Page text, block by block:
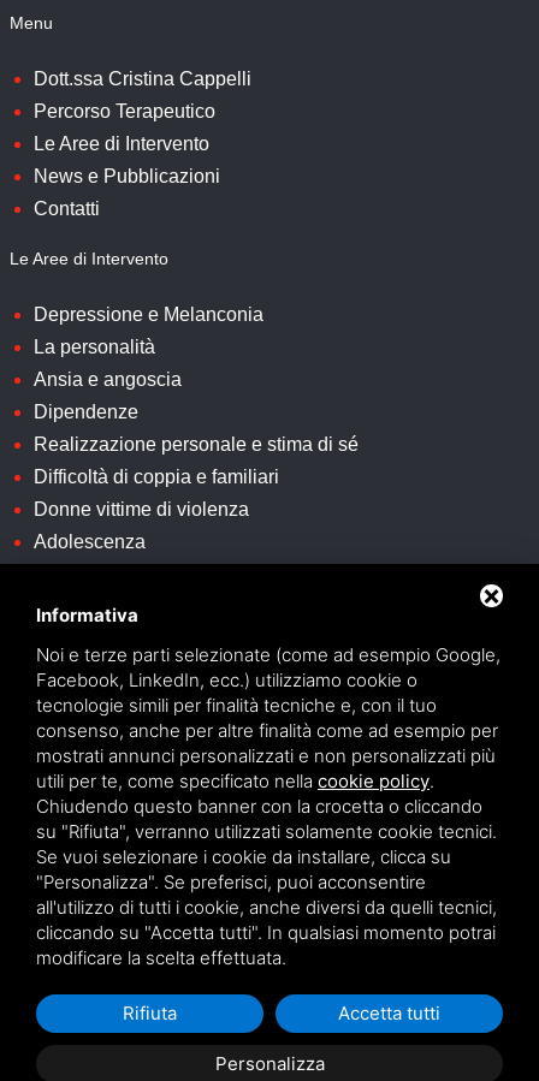
Menu
Dott.ssa Cristina Cappelli
Percorso Terapeutico
Le Aree di Intervento
News e Pubblicazioni
Contatti
Le Aree di Intervento
Depressione e Melanconia
La personalità
Ansia e angoscia
Dipendenze
Realizzazione personale e stima di sé
Difficoltà di coppia e familiari
Donne vittime di violenza
Adolescenza
339 5993018
info@psicologacappelli.it
Via Istria, 18 - San Giuseppe di Comacchio - FE
Via XX Settembre, 145 - Cervia RA
Privacy|Sitemap Questo sito è protetto da Google reCAPTCHA v3,Privacy
Policy eTerms of Service
Informativa
Noi e terze parti selezionate (come ad esempio Google,
Facebook, LinkedIn, ecc.) utilizziamo cookie o
tecnologie simili per finalità tecniche e, con il tuo
consenso, anche per altre finalità come ad esempio per
mostrati annunci personalizzati e non personalizzati più
utili per te, come specificato nella cookie policy.
Chiudendo questo banner con la crocetta o cliccando
su "Rifiuta", verranno utilizzati solamente cookie tecnici.
Se vuoi selezionare i cookie da installare, clicca su
"Personalizza". Se preferisci, puoi acconsentire
all'utilizzo di tutti i cookie, anche diversi da quelli tecnici,
cliccando su "Accetta tutti". In qualsiasi momento potrai
modificare la scelta effettuata.
Personalizza
Rifiuta Accetta tutti